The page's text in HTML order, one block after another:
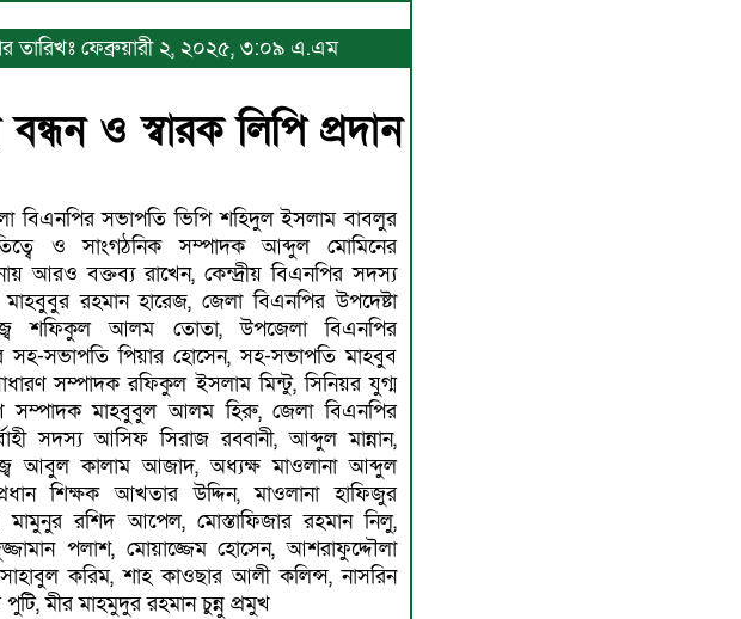
তারিখঃ ফেব্রুয়ারী ২, ২০২৫, ৩:০৯ এ.এম
ও স্বারক লিপি প্রদান
বিএনপির সভাপতি ভিপি শহিদুল ইসলাম বাবলুর
ও সাংগঠনিক সম্পাদক আব্দুল মোমিনের
আরও বক্তব্য রাখেন, কেন্দ্রীয় বিএনপির সদস্য
রহমান হারেজ, জেলা বিএনপির উপদেষ্টা
শফিকুল আলম তোতা, উপজেলা বিএনপির
সহ-সভাপতি পিয়ার হোসেন, সহ-সভাপতি মাহবুব
সম্পাদক রফিকুল ইসলাম মিন্টু, সিনিয়র যুগ্ম
সম্পাদক মাহবুবুল আলম হিরু, জেলা বিএনপির
সদস্য আসিফ সিরাজ রব্বানী, আব্দুল মান্নান,
আবুল কালাম আজাদ, অধ্যক্ষ মাওলানা আব্দুল
শিক্ষক আখতার উদ্দিন, মাওলানা হাফিজুর
মামুনুর রশিদ আপেল, মোস্তাফিজার রহমান নিলু,
পলাশ, মোয়াজ্জেম হোসেন, আশরাফুদ্দৌলা
করিম, শাহ কাওছার আলী কলিন্স, নাসরিন
মীর মাহমুদুর রহমান চুন্নু প্রমুখ